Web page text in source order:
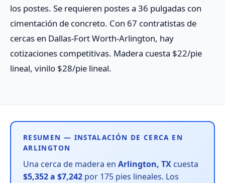
los postes. Se requieren postes a 36 pulgadas con
cimentación de concreto. Con 67 contratistas de
cercas en Dallas-Fort Worth-Arlington, hay
cotizaciones competitivas. Madera cuesta $22/pie
lineal, vinilo $28/pie lineal.
RESUMEN — INSTALACIÓN DE CERCA EN
ARLINGTON
Una cerca de madera en Arlington, TX cuesta
$5,352 a $7,242 por 175 pies lineales. Los